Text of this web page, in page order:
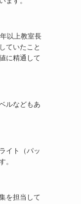
以上教室長
ていたこと
に精通して
ルなどもあ
イト（パッ
。
を担当して